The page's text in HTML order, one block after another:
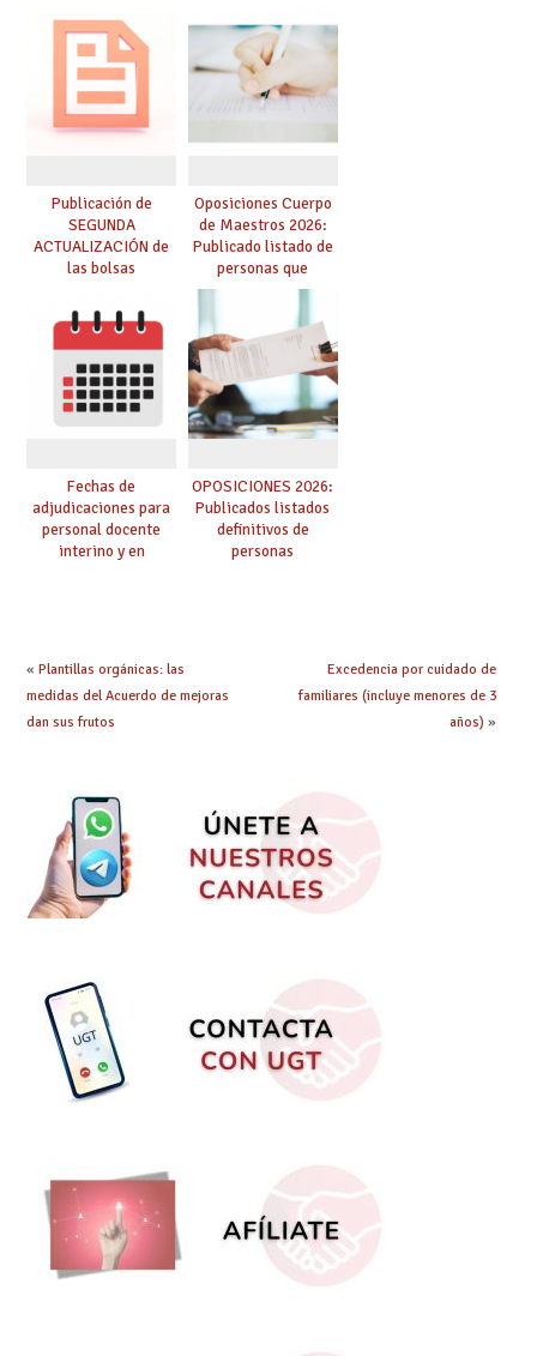
prácticas, se regulan
dichas prácticas y se
convoca acto público
de adjudicación
Publicación de
SEGUNDA
ACTUALIZACIÓN de
las bolsas
Cuerpo de Maestros
de especialidades
convocadas a
oposición
Oposiciones Cuerpo
de Maestros 2026:
Publicado listado de
personas que
adquieren nueva
especialidad
Fechas de
adjudicaciones para
personal docente
interino y en
OPOSICIONES 2026:
Publicados listados
definitivos de
personas
« Plantillas orgánicas: las
medidas del Acuerdo de mejoras
dan sus frutos
Excedencia por cuidado de
familiares (incluye menores de 3
años) »